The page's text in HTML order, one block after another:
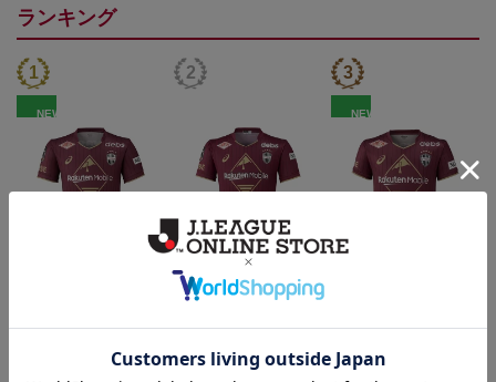
ランキング
NEW
26/27_【オーセン】ユニ
フォーム（1st）
36,500円
NEW
トピックス